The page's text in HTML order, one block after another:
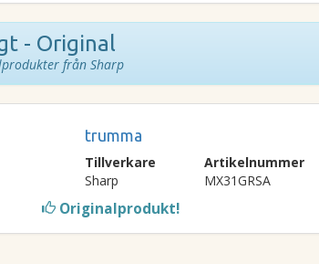
- Original
från Sharp
trumma
Tillverkare
Sharp
Artikelnummer
MX31GRSA
Originalprodukt!